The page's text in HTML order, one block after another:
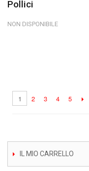
Pollici
NON DISPONIBILE
1 2 3 4 5
IL MIO CARRELLO